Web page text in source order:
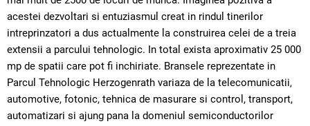
acestei dezvoltari si entuziasmul creat in rindul tinerilor
intreprinzatori a dus actualmente la construirea celei de a treia
extensii a parcului tehnologic. In total exista aproximativ 25 000
mp de spatii care pot fi inchiriate. Bransele reprezentate in
Parcul Tehnologic Herzogenrath variaza de la telecomunicatii,
automotive, fotonic, tehnica de masurare si control, transport,
automatizari si ajung pana la domeniul semiconductorilor